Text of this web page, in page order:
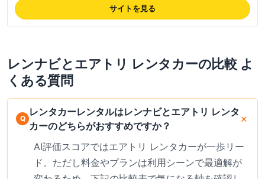
す。検索結果に表示される最低料金は免責補償別の場合があるため、補償
込みの総額は予約画面でご確認ください。最新の取り扱い業者・料金は公
式サイトでご確認ください。対応エリアは全国47都道府県の主要空港・
サイトを見る
レンナビとエアトリ レンタカーの比較 よ
くある質問
レンタカーレンタルはレンナビとエアトリ レンタ
カーのどちらがおすすめですか？
AI評価スコアではエアトリ レンタカーが一歩リー
ド。ただし料金やプランは利用シーンで最適解が